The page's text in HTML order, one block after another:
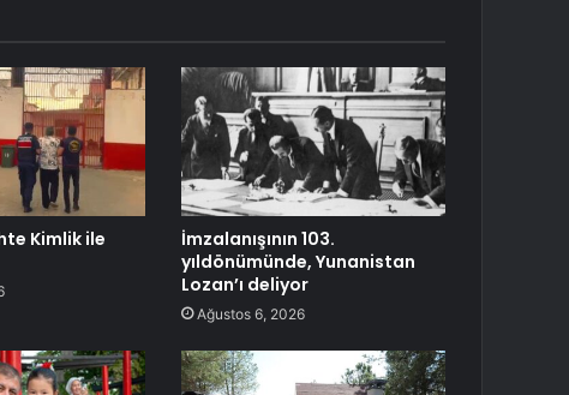
Kimlik ile
İmzalanışının 103.
yıldönümünde, Yunanistan
Lozan’ı deliyor
Ağustos 6, 2026